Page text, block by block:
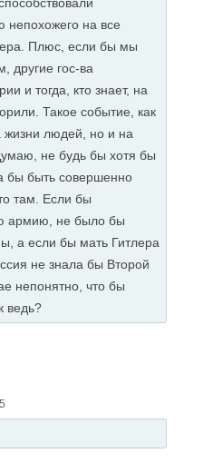
непохожего на все
Плюс, если бы мы
другие гос-ва
и тогда, кто знает, на
Такое событие, как
жизни людей, но и на
не будь бы хотя бы
бы быть совершенно
там. Если бы
армию, не было бы
а если бы мать Гитлера
не знала бы Второй
непонятно, что бы
ведь?